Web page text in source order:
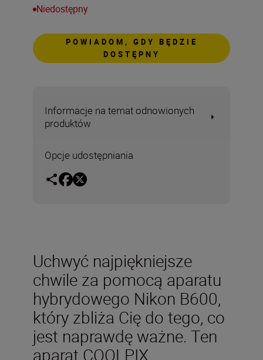
Niedostępny
POWIADOM, GDY BĘDZIE
DOSTĘPNY
Informacje na temat odnowionych
produktów
Opcje udostępniania
Uchwyć najpiękniejsze
chwile za pomocą aparatu
hybrydowego Nikon B600,
który zbliża Cię do tego, co
jest naprawdę ważne. Ten
aparat COOLPIX